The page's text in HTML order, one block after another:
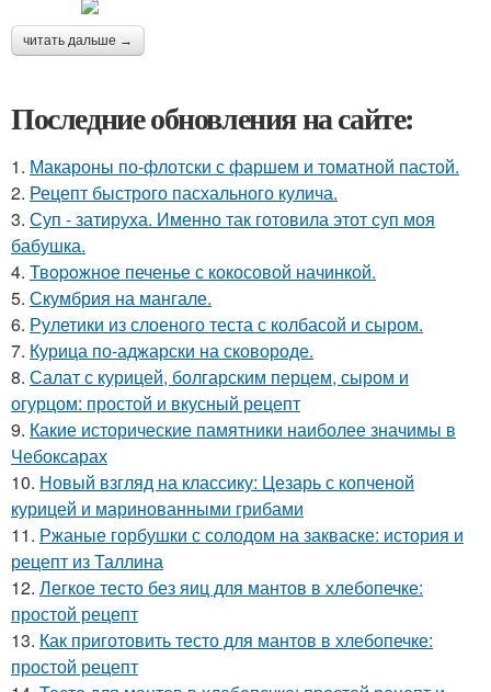
читать дальше →
Последние обновления на сайте:
1. Макароны по-флотски с фаршем и томатной пастой.
2. Рецепт быстрого пасхального кулича.
3. Суп - затируха. Именно так готовила этот суп моя
бабушка.
4. Твopoжное печенье с кокосовой начинкой.
5. Скумбрия на мангале.
6. Рулетики из слоеного теста с колбасой и сыром.
7. Курица по-аджарски на сковороде.
8. Салат с курицей, болгарским перцем, сыром и
огурцом: простой и вкусный рецепт
9. Какие исторические памятники наиболее значимы в
Чебоксарах
10. Новый взгляд на классику: Цезарь с копченой
курицей и маринованными грибами
11. Ржаные горбушки с солодом на закваске: история и
рецепт из Таллина
12. Легкое тесто без яиц для мантов в хлебопечке:
простой рецепт
13. Как приготовить тесто для мантов в хлебопечке:
простой рецепт